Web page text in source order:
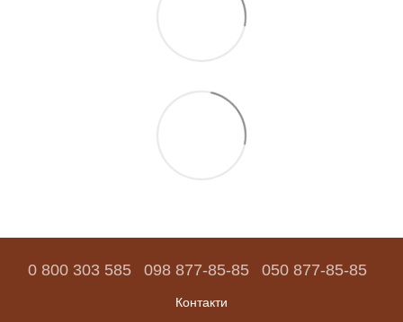
0 800 303 585 098 877-85-85 050 877-85-85
Контакти